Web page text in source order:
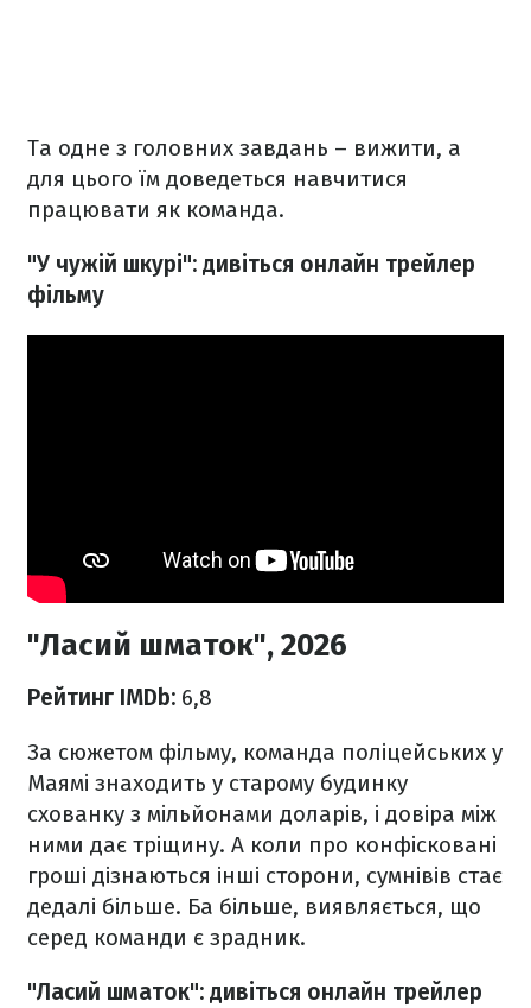
Та одне з головних завдань – вижити, а
для цього їм доведеться навчитися
працювати як команда.
"У чужій шкурі": дивіться онлайн трейлер
фільму
"Ласий шматок", 2026
Рейтинг IMDb: 6,8
За сюжетом фільму, команда поліцейських у
Маямі знаходить у старому будинку
схованку з мільйонами доларів, і довіра між
ними дає тріщину. А коли про конфісковані
гроші дізнаються інші сторони, сумнівів стає
дедалі більше. Ба більше, виявляється, що
серед команди є зрадник.
"Ласий шматок": дивіться онлайн трейлер